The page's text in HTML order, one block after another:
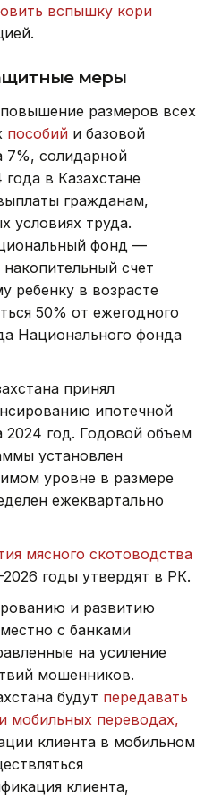
вспышку кори
меры
размеров всех
пособий и базовой
7%, солидарной
в Казахстане
гражданам,
условиях труда.
фонд —
счет
ребенку в возрасте
50% от ежегодного
Национального фонда
принял
ипотечной
2024 год. Годовой объем
установлен
уровне в размере
ежеквартально
мясного скотоводства
годы утвердят в РК.
и развитию
с банками
на усиление
мошенников.
будут передавать
мобильных переводах,
клиента в мобильном
клиента,